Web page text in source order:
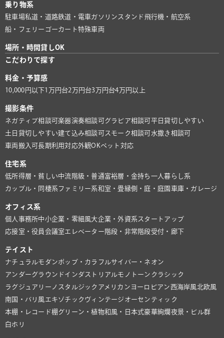
乗り物系
駐車場私道・道路鉄道・電車ガソリンスタンド 飛行機・航空系
船・フェリー ゴーカート特殊車両
場所・時間貸しOK
こだわりで探す
料金・予算感
10,000円以下1万円台2万円台3万円台4万円以上
撮影条件
ネガティブ相談可楽器演奏相談可グラビア相談可平日貸切しやすい
土日貸切しやすい建て込み相談可スモーク相談可水撒き相談可
車両搬入可長期利用対応外観OKペット対応
住宅系
低所得層・貧しい中流階級・普通富裕層・金持ち 一人暮らし系
カップル・同棲系ファミリー系和室・畳縁側・庭・庭園 車庫・ガレージ
オフィス系
個人事務所中小企業・零細風大企業・外資系スタートアップ
応接室・役員会議室 エレベーター階段・非常階段受付・廊下
テイスト
ナチュラルモダンポップ・カラフルサイバー・ネオン
アンダーグラウンド インダストリアルモノトーン クラシック
ラグジュアリー ノスタルジック アメリカン ヨーロピアン西海岸風北欧風
南国・バリ風 エキゾチック ヴィンテージ オーセンティック
本棚・レコード棚グリーン・植物和風・日本式豪華絢爛夜景・ビル群
白ホリ